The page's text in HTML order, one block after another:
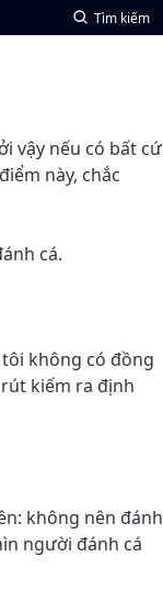
Tìm kiếm
vậy nếu có bất cứ
này, chắc
cá.
không có đồng
kiếm ra định
không nên đánh
người đánh cá